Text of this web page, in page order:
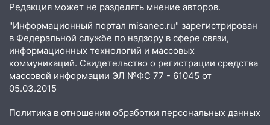
07:20
Жара возвращается: ожидается
знойный и сухой четверг
06:00 Под Ульяновском при развороте
пострадал 38-летний водитель
иномарки
05:00 «Каждая пятая женщина и каждый
второй мужчина в мире сталкиваются с
алопецией»: врач рассказал, чем может
Редакция может не разделять мнение авторов.
"Информационный портал misanec.ru" зарегистрирован
в Федеральной службе по надзору в сфере связи,
информационных технологий и массовых
коммуникаций. Свидетельство о регистрации средства
массовой информации ЭЛ №ФС 77 - 61045 от
05.03.2015
Политика в отношении обработки персональных данных